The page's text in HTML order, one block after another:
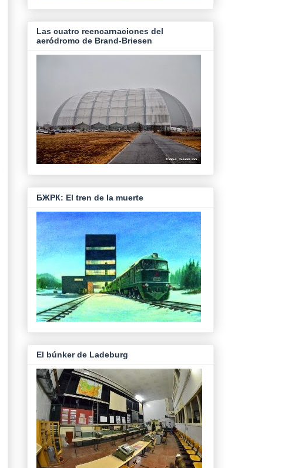
Las cuatro reencarnaciones del
aeródromo de Brand-Briesen
БЖРК: El tren de la muerte
El búnker de Ladeburg